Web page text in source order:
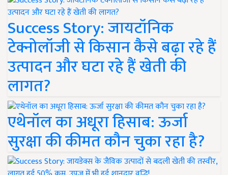
Success Story: जायटॉनिक
टेक्नोलॉजी से किसान कैसे बढ़ा रहे हैं
उत्पादन और घटा रहे हैं खेती की
लागत?
एथेनॉल का अधूरा हिसाब: ऊर्जा
सुरक्षा की कीमत कौन चुका रहा है?